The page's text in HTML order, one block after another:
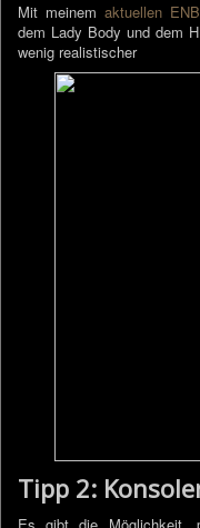
Mit meinem aktuellen
dem Lady Body und dem
wenig realistischer
Tipp 2: